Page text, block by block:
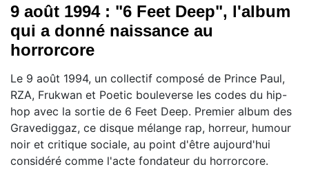
9 août 1994 : "6 Feet Deep", l'album
qui a donné naissance au
horrorcore
Le 9 août 1994, un collectif composé de Prince Paul,
RZA, Frukwan et Poetic bouleverse les codes du hip-
hop avec la sortie de 6 Feet Deep. Premier album des
Gravediggaz, ce disque mélange rap, horreur, humour
noir et critique sociale, au point d'être aujourd'hui
considéré comme l'acte fondateur du horrorcore.